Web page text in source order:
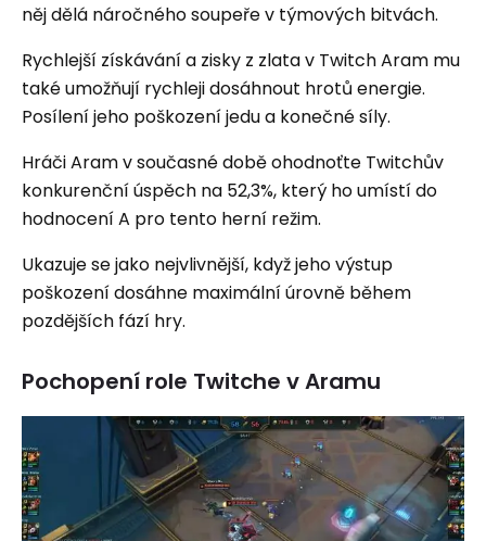
něj dělá náročného soupeře v týmových bitvách.
Rychlejší získávání a zisky z zlata v Twitch Aram mu
také umožňují rychleji dosáhnout hrotů energie.
Posílení jeho poškození jedu a konečné síly.
Hráči Aram v současné době ohodnoťte Twitchův
konkurenční úspěch na 52,3%, který ho umístí do
hodnocení A pro tento herní režim.
Ukazuje se jako nejvlivnější, když jeho výstup
poškození dosáhne maximální úrovně během
pozdějších fází hry.
Pochopení role Twitche v Aramu